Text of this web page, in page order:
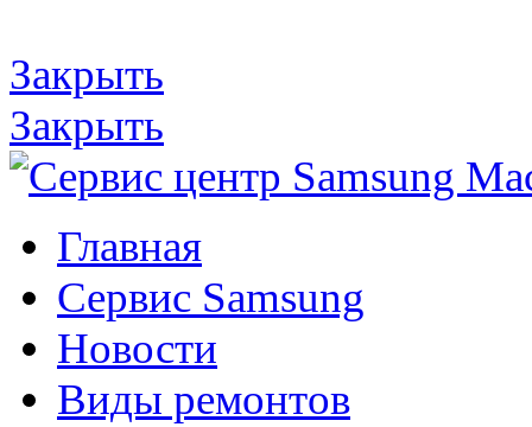
Закрыть
Закрыть
Главная
Сервис Samsung
Новости
Виды ремонтов